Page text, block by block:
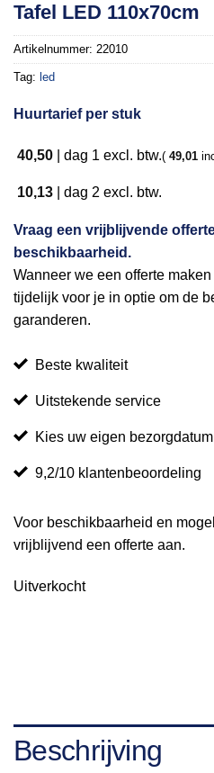
Tafel LED 110x70cm
Artikelnummer: 22010
Tag: led
Huurtarief per stuk
40,50 dag 1 excl. btw.( 49,01
10,13 dag 2 excl. btw.
Vraag een vrijblijvende
beschikbaarheid.
Wanneer we een offerte
tijdelijk voor je in optie om de
garanderen.
Beste kwaliteit
Uitstekende service
Kies uw eigen bezorgdatum
9,2/10 klantenbeoordeling
Voor beschikbaarheid en
vrijblijvend een offerte aan.
Uitverkocht
Beschrijving